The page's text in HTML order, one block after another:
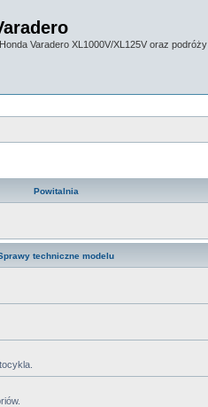
Varadero XL1000V/XL125V oraz podróży
Powitalnia
techniczne modelu